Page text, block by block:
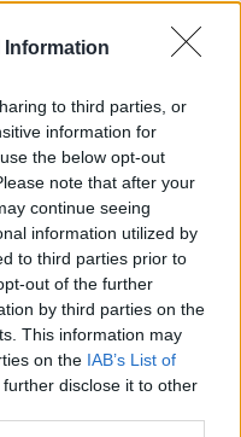
Information
to third parties, or
information for
the below opt-out
note that after your
continue seeing
information utilized by
to third parties prior to
out of the further
by third parties on the
This information may
on the IAB’s List of
disclose it to other
γύρω
ανέβηκε από
18
Χ.
each group
🛰️🛰️